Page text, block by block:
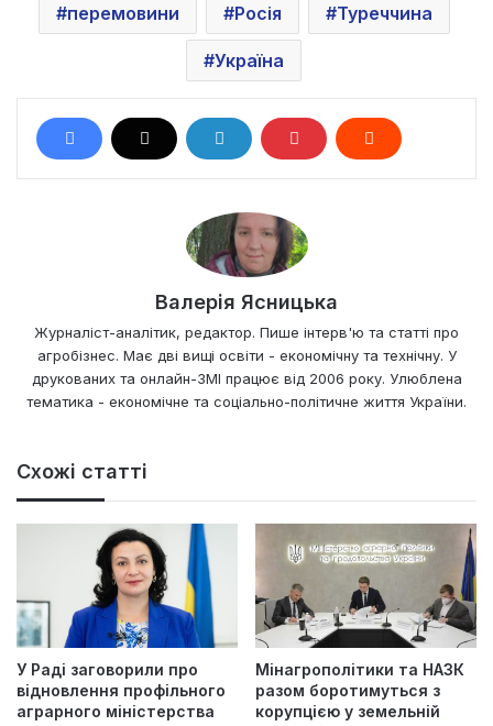
перемовини Росія Туреччина
Україна
Валерія Ясницька
Журналіст-аналітик, редактор. Пише інтерв'ю та статті про
агробізнес. Має дві вищі освіти - економічну та технічну. У
друкованих та онлайн-ЗМІ працює від 2006 року. Улюблена
тематика - економічне та соціально-політичне життя України.
Схожі статті
У Раді заговорили про
відновлення профільного
аграрного міністерства
Мінагрополітики та НАЗК
разом боротимуться з
корупцією у земельній